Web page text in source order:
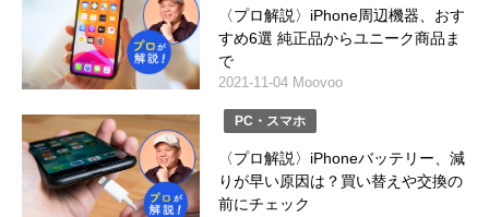
〈プロ解説〉iPhone周辺機器、おす
すめ6選 純正品からユニーク商品ま
で
2021-11-04 Moovoo
PC・スマホ
〈プロ解説〉iPhoneバッテリー、減
りが早い原因は？買い替えや交換の
前にチェック